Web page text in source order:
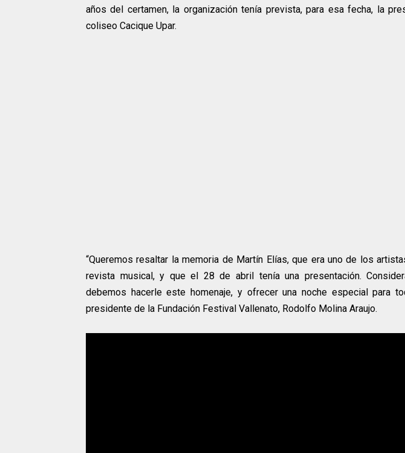
años del certamen, la organización tenía prevista, para esa fecha, la
coliseo Cacique Upar.
“Queremos resaltar la memoria de Martín Elías, que era uno de los
revista musical, y que el 28 de abril tenía una presentación.
debemos hacerle este homenaje, y ofrecer una noche especial para
presidente de la Fundación Festival Vallenato, Rodolfo Molina Araujo.